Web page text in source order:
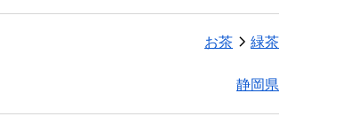
お茶 緑茶
静岡県